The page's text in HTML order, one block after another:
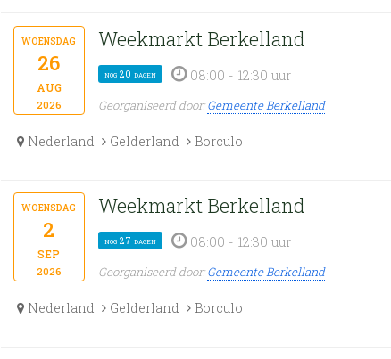
woensdag
26
aug
2026
Weekmarkt Berkelland
nog 20 dagen 08:00 - 12:30 uur
Georganiseerd door:Gemeente Berkelland
Nederland Gelderland Borculo
woensdag
2
sep
2026
Weekmarkt Berkelland
nog 27 dagen 08:00 - 12:30 uur
Georganiseerd door:Gemeente Berkelland
Nederland Gelderland Borculo